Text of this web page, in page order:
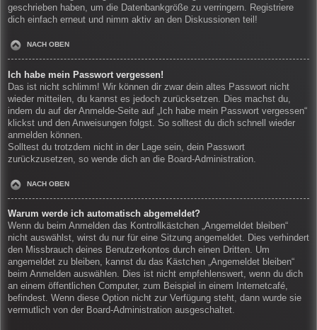
geschrieben haben, um die Datenbankgröße zu verringern. Registriere
dich einfach erneut und nimm aktiv an den Diskussionen teil!
NACH OBEN
Ich habe mein Passwort vergessen!
Das ist nicht schlimm! Wir können dir zwar dein altes Passwort nicht
wieder mitteilen, du kannst es jedoch zurücksetzen. Dies machst du,
indem du auf der Anmelde-Seite auf „Ich habe mein Passwort vergessen“
klickst und den Anweisungen folgst. So solltest du dich schnell wieder
anmelden können.
Solltest du trotzdem nicht in der Lage sein, dein Passwort
zurückzusetzen, so wende dich an die Board-Administration.
NACH OBEN
Warum werde ich automatisch abgemeldet?
Wenn du beim Anmelden das Kontrollkästchen „Angemeldet bleiben“
nicht auswählst, wirst du nur für eine Sitzung angemeldet. Dies verhindert
den Missbrauch deines Benutzerkontos durch einen Dritten. Um
angemeldet zu bleiben, kannst du das Kästchen „Angemeldet bleiben“
beim Anmelden auswählen. Dies ist nicht empfehlenswert, wenn du dich
an einem öffentlichen Computer, zum Beispiel in einem Internetcafé,
befindest. Wenn diese Option nicht zur Verfügung steht, dann wurde sie
vermutlich von der Board-Administration ausgeschaltet.